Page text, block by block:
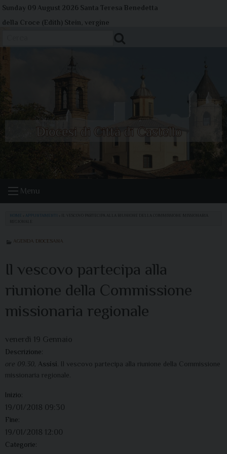
Skip
to
Sunday 09 August 2026 Santa Teresa Benedetta
della Croce (Edith) Stein, vergine
Menu
HOME APPUNTAMENTI
AGENDA DIOCESANA
Il vescovo partecipa alla
riunione della Commissione
missionaria regionale
venerdì 19 Gennaio
Descrizione:
ore 09.30,
Assisi . Il vescovo partecipa alla riunione della Commissione
missionaria regionale.
Inizio:
19/01/2018 09:30
Fine:
19/01/2018 12:00
Categorie: